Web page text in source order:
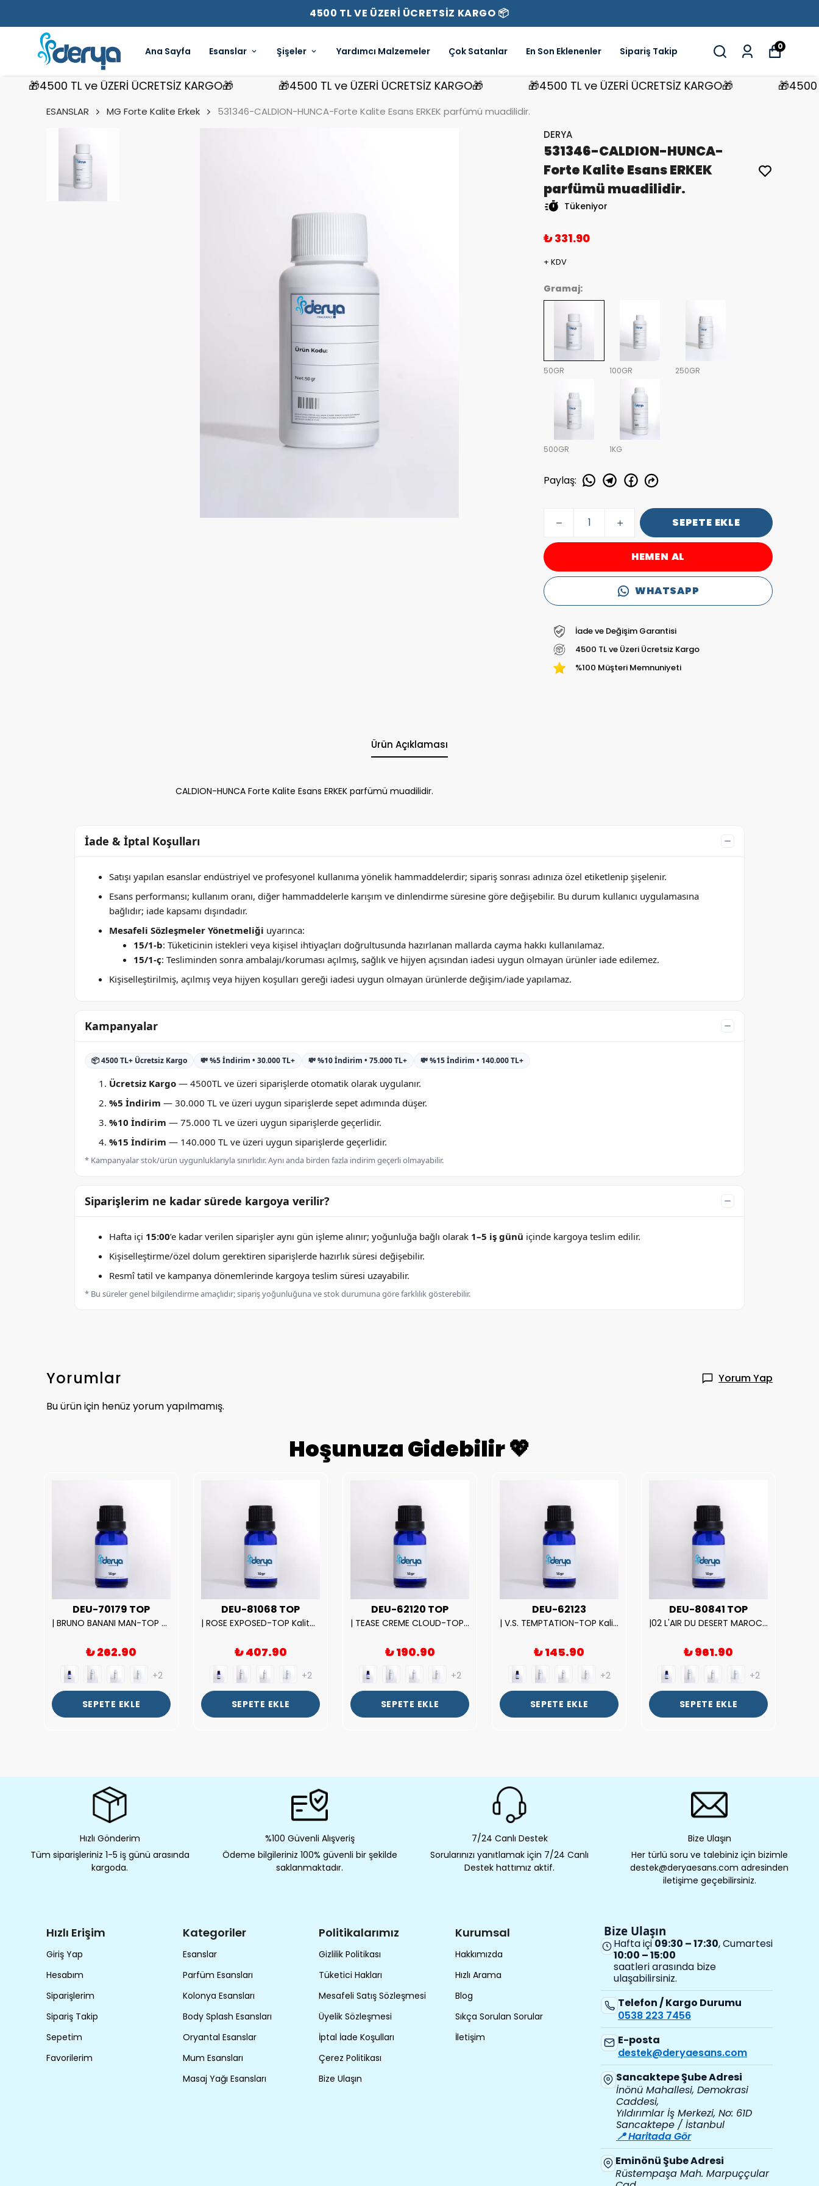
4500 TL VE ÜZERİ ÜCRETSİZ KARGO 📦
Ana Sayfa Esanslar Şişeler Yardımcı Malzemeler Çok Satanlar En Son Eklenenler Sipariş Takip 0
🎁4500 TL ve ÜZERİ ÜCRETSİZ KARGO🎁 🎁4500 TL ve ÜZERİ ÜCRETSİZ KARGO🎁 🎁4500 TL ve ÜZERİ ÜCRETSİZ KARGO🎁 🎁4500 TL
ESANSLAR MG Forte Kalite Erkek
531346-CALDION-HUNCA-Forte Kalite Esans ERKEK parfümü muadilidir.
DERYA
531346-CALDION-HUNCA-
Forte Kalite Esans ERKEK
parfümü muadilidir.
Tükeniyor
₺ 331.90
+ KDV
Gramaj:
50GR 100GR 250GR
500GR 1KG
Paylaş:
SEPETE EKLE
HEMEN AL
WHATSAPP
İade ve Değişim Garantisi
4500 TL ve Üzeri Ücretsiz Kargo
%100 Müşteri Memnuniyeti
Ürün Açıklaması
CALDION-HUNCA Forte Kalite Esans ERKEK parfümü muadilidir.
İade & İptal Koşulları
Satışı yapılan esanslar endüstriyel ve profesyonel kullanıma yönelik hammaddelerdir; sipariş sonrası adınıza özel etiketlenip şişelenir.
Esans performansı; kullanım oranı, diğer hammaddelerle karışım ve dinlendirme süresine göre değişebilir. Bu durum kullanıcı uygulamasına
bağlıdır; iade kapsamı dışındadır.
Mesafeli Sözleşmeler Yönetmeliği uyarınca:
15/1-b: Tüketicinin istekleri veya kişisel ihtiyaçları doğrultusunda hazırlanan mallarda cayma hakkı kullanılamaz.
15/1-ç: Tesliminden sonra ambalajı/koruması açılmış, sağlık ve hijyen açısından iadesi uygun olmayan ürünler iade edilemez.
Kişiselleştirilmiş, açılmış veya hijyen koşulları gereği iadesi uygun olmayan ürünlerde değişim/iade yapılamaz.
Kampanyalar
📦 4500 TL+ Ücretsiz Kargo 💸 %5 İndirim • 30.000 TL+ 💸 %10 İndirim • 75.000 TL+ 💸 %15 İndirim • 140.000 TL+
Ücretsiz Kargo — 4500TL ve üzeri siparişlerde otomatik olarak uygulanır.
%5 İndirim — 30.000 TL ve üzeri uygun siparişlerde sepet adımında düşer.
%10 İndirim — 75.000 TL ve üzeri uygun siparişlerde geçerlidir.
%15 İndirim — 140.000 TL ve üzeri uygun siparişlerde geçerlidir.
* Kampanyalar stok/ürün uygunluklarıyla sınırlıdır. Aynı anda birden fazla indirim geçerli olmayabilir.
Siparişlerim ne kadar sürede kargoya verilir?
Hafta içi 15:00’e kadar verilen siparişler aynı gün işleme alınır; yoğunluğa bağlı olarak 1–5 iş günü içinde kargoya teslim edilir.
Kişiselleştirme/özel dolum gerektiren siparişlerde hazırlık süresi değişebilir.
Resmî tatil ve kampanya dönemlerinde kargoya teslim süresi uzayabilir.
* Bu süreler genel bilgilendirme amaçlıdır; sipariş yoğunluğuna ve stok durumuna göre farklılık gösterebilir.
Yorumlar
Yorum Yap
Bu ürün için henüz yorum yapılmamış.
Hoşunuza Gidebilir 💖
DEU-70179 TOP
| BRUNO BANANI MAN-TOP Kalite Erkek Parfüm Esansı.|
₺ 262.90
+2
SEPETE EKLE
DEU-81068 TOP
| ROSE EXPOSED-TOP Kalite Unısex Parfüm Esansı.|
₺ 407.90
+2
SEPETE EKLE
DEU-62120 TOP
| TEASE CREME CLOUD-TOP Kalite Kadın Parfüm Esansı.|
₺ 190.90
+2
SEPETE EKLE
DEU-62123
| V.S. TEMPTATION-TOP Kalite Kadın Parfüm Esansı.|
₺ 145.90
+2
SEPETE EKLE
DEU-80841 TOP
|02 L'AIR DU DESERT MAROCAIN-TOP Kalite Unısex Parfüm Esansı.|
₺ 961.90
+2
SEPETE EKLE
Hızlı Gönderim
Tüm siparişleriniz 1-5 iş günü arasında
kargoda.
%100 Güvenli Alışveriş
Ödeme bilgileriniz 100% güvenli bir şekilde
saklanmaktadır.
7/24 Canlı Destek
Sorularınızı yanıtlamak için 7/24 Canlı
Destek hattımız aktif.
Bize Ulaşın
Her türlü soru ve talebiniz için bizimle
destek@deryaesans.com adresinden
iletişime geçebilirsiniz.
Hızlı Erişim
Giriş Yap
Hesabım
Siparişlerim
Sipariş Takip
Sepetim
Favorilerim
Kategoriler
Esanslar
Parfüm Esansları
Kolonya Esansları
Body Splash Esansları
Oryantal Esanslar
Mum Esansları
Masaj Yağı Esansları
Politikalarımız
Gizlilik Politikası
Tüketici Hakları
Mesafeli Satış Sözleşmesi
Üyelik Sözleşmesi
İptal İade Koşulları
Çerez Politikası
Bize Ulaşın
Kurumsal
Hakkımızda
Hızlı Arama
Blog
Sıkça Sorulan Sorular
İletişim
Bize Ulaşın
Hafta içi 09:30 – 17:30, Cumartesi
10:00 – 15:00
saatleri arasında bize
ulaşabilirsiniz.
Telefon / Kargo Durumu
0538 223 7456
E-posta
destek@deryaesans.com
Sancaktepe Şube Adresi
İnönü Mahallesi, Demokrasi
Caddesi,
Yıldırımlar İş Merkezi, No: 61D
Sancaktepe / İstanbul
📍 Haritada Gör
Eminönü Şube Adresi
Rüstempaşa Mah. Marpuççular